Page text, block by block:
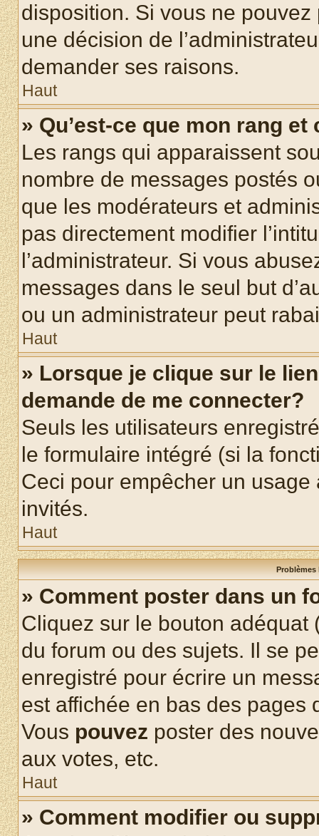
disposition. Si vous ne pouvez
une décision de
demander ses raisons.
Haut
» Qu’est-ce que mon rang
Les rangs qui apparaissent
nombre de messages postés
que les modérateurs et
pas directement modifier
l’administrateur. Si vous
messages dans le seul but
ou un administrateur peut
Haut
» Lorsque je clique sur le
demande de me connecter?
Seuls les utilisateurs
le formulaire intégré (si la
Ceci pour empêcher un
invités.
Haut
Problèmes
» Comment poster dans un
Cliquez sur le bouton
du forum ou des sujets. Il se
enregistré pour écrire un
est affichée en bas des pages
Vous pouvez poster des
aux votes, etc.
Haut
» Comment modifier ou